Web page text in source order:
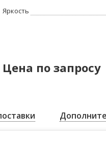
Яркость
Цена по запросу